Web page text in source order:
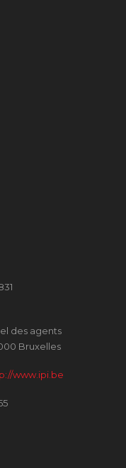
des agents
Bruxelles
www.ipi.be